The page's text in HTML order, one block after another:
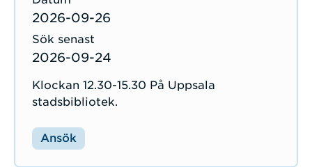
2026-09-26
2026-09-24
Klockan 12.30-15.30 På Uppsala
stadsbibliotek.
Ansök